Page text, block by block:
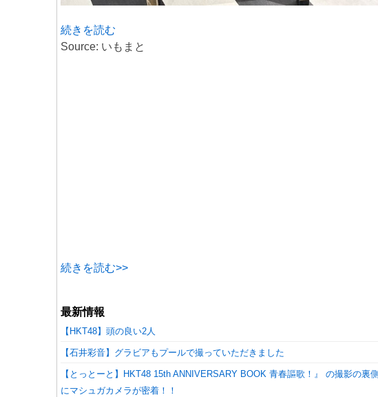
続きを読む
Source: いもまと
続きを読む>>
最新情報
【HKT48】頭の良い2人
【石井彩音】グラビアもプールで撮っていただきました
【とっとーと】HKT48 15th ANNIVERSARY BOOK 青春謳歌！』 の撮影の裏側
にマシュガカメラが密着！！